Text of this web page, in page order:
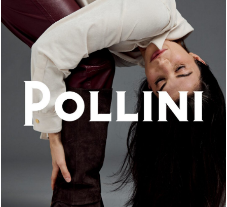
An ode to the house’s vibrant Italian roots, the new...